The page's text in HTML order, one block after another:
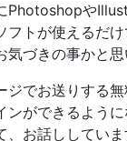
Photoshopや
フトが使えるだ
づきの事かと思
ジでお送りする
ンができるよう
、お話ししていま